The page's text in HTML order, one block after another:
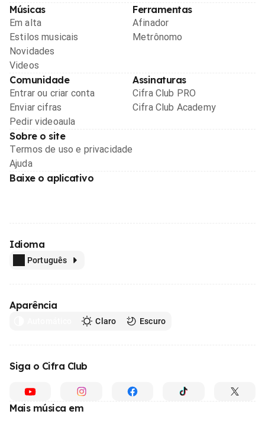
Músicas
Em alta
Estilos musicais
Novidades
Videos
Ferramentas
Afinador
Metrônomo
Comunidade
Entrar ou criar conta
Enviar cifras
Pedir videoaula
Assinaturas
Cifra Club PRO
Cifra Club Academy
Sobre o site
Termos de uso e privacidade
Ajuda
Baixe o aplicativo
Idioma
Português
Aparência
Claro Escuro
Siga o Cifra Club
Mais música em